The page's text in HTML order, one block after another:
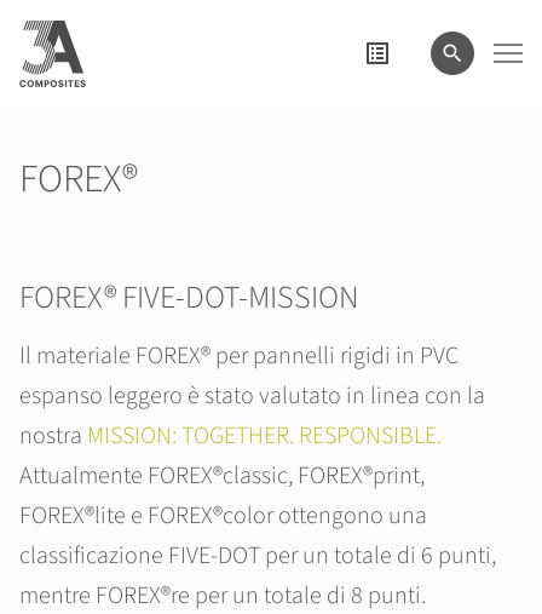
il
termine
di
FOREX®
FOREX® FIVE-DOT-MISSION
Il materiale FOREX® per pannelli rigidi in PVC
espanso leggero è stato valutato in linea con la
nostra MISSION: TOGETHER. RESPONSIBLE.
Attualmente FOREX®classic, FOREX®print,
FOREX®lite e FOREX®color ottengono una
classificazione FIVE-DOT per un totale di 6 punti,
mentre FOREX®re per un totale di 8 punti.